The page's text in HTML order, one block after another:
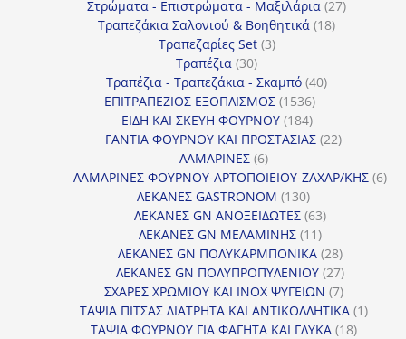
προϊόντα
Στρώματα - Επιστρώματα - Μαξιλάρια 2727
Τραπεζάκια Σαλονιού & Βοηθητικά 1818
Τραπεζαρίες Set 33
Τραπέζια 3030
προϊόντα
Τραπέζια - Τραπεζάκια - Σκαμπό 4040
ΕΠΙΤΡΑΠΕΖΙΟΣ ΕΞΟΠΛΙΣΜΟΣ 15361536
προϊόντα
ΕΙΔΗ ΚΑΙ ΣΚΕΥΗ ΦΟΥΡΝΟΥ 184184
προϊόντα
ΓΑΝΤΙΑ ΦΟΥΡΝΟΥ ΚΑΙ ΠΡΟΣΤΑΣΙΑΣ 2222
ΛΑΜΑΡΙΝΕΣ 66
προϊόντα
ΛΑΜΑΡΙΝΕΣ ΦΟΥΡΝΟΥ-ΑΡΤΟΠΟΙΕΙΟΥ-ΖΑΧΑΡ/ΚΗΣ 66
ΛΕΚΑΝΕΣ GASTRONOM 130130
προϊόντα
ΛΕΚΑΝΕΣ GN ΑΝΟΞΕΙΔΩΤΕΣ 6363
ΛΕΚΑΝΕΣ GN ΜΕΛΑΜΙΝΗΣ 1111
προϊόντα
ΛΕΚΑΝΕΣ GN ΠΟΛΥΚΑΡΜΠΟΝΙΚΑ 2828
προϊόντα
ΛΕΚΑΝΕΣ GN ΠΟΛΥΠΡΟΠΥΛΕΝΙΟΥ 2727
προϊόντα
ΣΧΑΡΕΣ ΧΡΩΜΙΟΥ ΚΑΙ INOX ΨΥΓΕΙΩΝ 77
προϊόντα
ΤΑΨΙΑ ΠΙΤΣΑΣ ΔΙΑΤΡΗΤΑ ΚΑΙ ΑΝΤΙΚΟΛΛΗΤΙΚΑ 11
ΤΑΨΙΑ ΦΟΥΡΝΟΥ ΓΙΑ ΦΑΓΗΤΑ ΚΑΙ ΓΛΥΚΑ 1818